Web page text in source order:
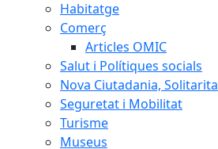
Habitatge
Comerç
Articles OMIC
Salut i Polítiques socials
Nova Ciutadania,
Seguretat i Mobilitat
Turisme
Museus